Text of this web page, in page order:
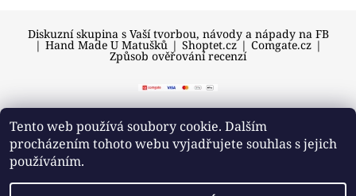
Diskuzní skupina s Vaší tvorbou, návody a nápady na FB
| Hand Made U Matušků | Shoptet.cz | Comgate.cz |
Způsob ověřování recenzí
2026 © U Matušků, všechna práva vyhrazena
Tento web používá soubory cookie. Dalším
procházením tohoto webu vyjadřujete souhlas s jejich
používáním.